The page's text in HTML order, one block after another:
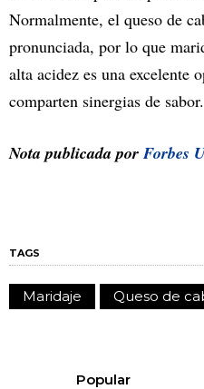
Normalmente, el queso de
pronunciada, por lo que
alta acidez es una excelente
comparten sinergias de sabor.
Nota publicada porForbes
TAGS
Maridaje Queso de
Popular